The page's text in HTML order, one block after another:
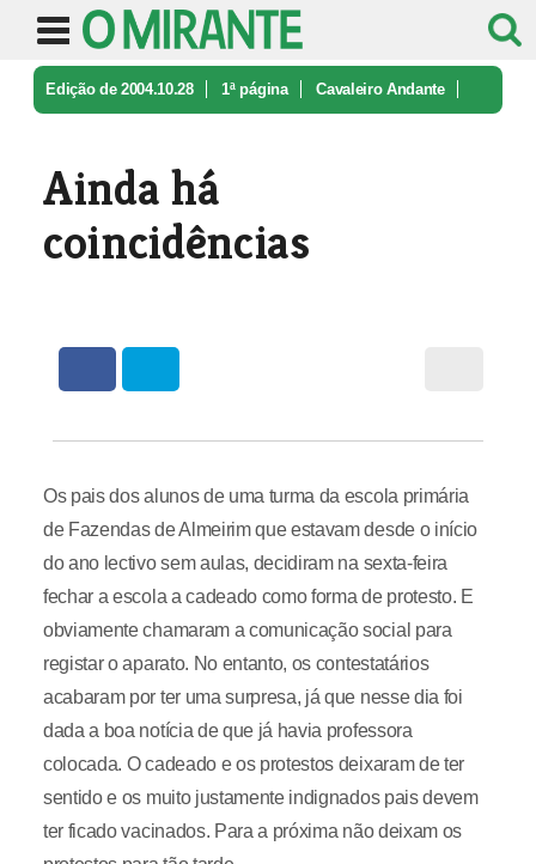
Edição de 2004.10.28 1ª página Cavaleiro Andante
Ainda há
coincidências
Os pais dos alunos de uma turma da escola primária
de Fazendas de Almeirim que estavam desde o início
do ano lectivo sem aulas, decidiram na sexta-feira
fechar a escola a cadeado como forma de protesto. E
obviamente chamaram a comunicação social para
registar o aparato. No entanto, os contestatários
acabaram por ter uma surpresa, já que nesse dia foi
dada a boa notícia de que já havia professora
colocada. O cadeado e os protestos deixaram de ter
sentido e os muito justamente indignados pais devem
ter ficado vacinados. Para a próxima não deixam os